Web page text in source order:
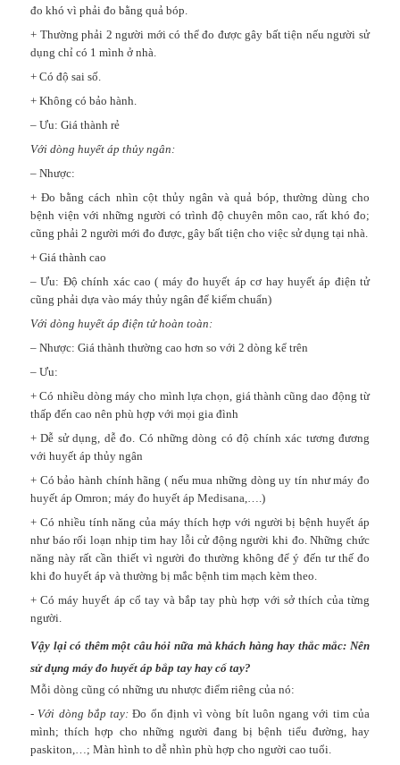
đo khó vì phải đo bằng quả bóp.
+ Thường phải 2 người mới có thể đo được gây bất tiện nếu người sử
dụng chỉ có 1 mình ở nhà.
+ Có độ sai số.
+ Không có bảo hành.
– Ưu: Giá thành rẻ
Với dòng huyết áp thủy ngân:
– Nhược:
+ Đo bằng cách nhìn cột thủy ngân và quả bóp, thường dùng cho
bệnh viện với những người có trình độ chuyên môn cao, rất khó đo;
cũng phải 2 người mới đo được, gây bất tiện cho việc sử dụng tại nhà.
+ Giá thành cao
– Ưu: Độ chính xác cao ( máy đo huyết áp cơ hay huyết áp điện tử
cũng phải dựa vào máy thủy ngân để kiểm chuẩn)
Với dòng huyết áp điện tử hoàn toàn:
– Nhược: Giá thành thường cao hơn so với 2 dòng kể trên
– Ưu:
+ Có nhiều dòng máy cho mình lựa chọn, giá thành cũng dao động từ
thấp đến cao nên phù hợp với mọi gia đình
+ Dễ sử dụng, dễ đo. Có những dòng có độ chính xác tương đương
với huyết áp thủy ngân
+ Có bảo hành chính hãng ( nếu mua những dòng uy tín nhưmáy đo
huyết áp Omron; máy đo huyết áp Medisana ,….)
+ Có nhiều tính năng của máy thích hợp với người bị bệnh huyết áp
như báo rối loạn nhịp tim hay lỗi cử động người khi đo. Những chức
năng này rất cần thiết vì người đo thường không để ý đến tư thế đo
khi đo huyết áp và thường bị mắc bệnh tim mạch kèm theo.
+ Có máy huyết áp cổ tay và bắp tay phù hợp với sở thích của từng
người.
Vậy lại có thêm một câu hỏi nữa mà khách hàng hay thắc mắc: Nên
sử dụng máy đo huyết áp bắp tay hay cổ tay?
Mỗi dòng cũng có những ưu nhược điểm riêng của nó:
- Với dòng bắp tay:Đo ổn định vì vòng bít luôn ngang với tim của
mình; thích hợp cho những người đang bị bệnh tiểu đường, hay
paskiton,…; Màn hình to dễ nhìn phù hợp cho người cao tuổi.